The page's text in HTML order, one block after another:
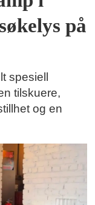
på
spesiell
tilskuere,
og en